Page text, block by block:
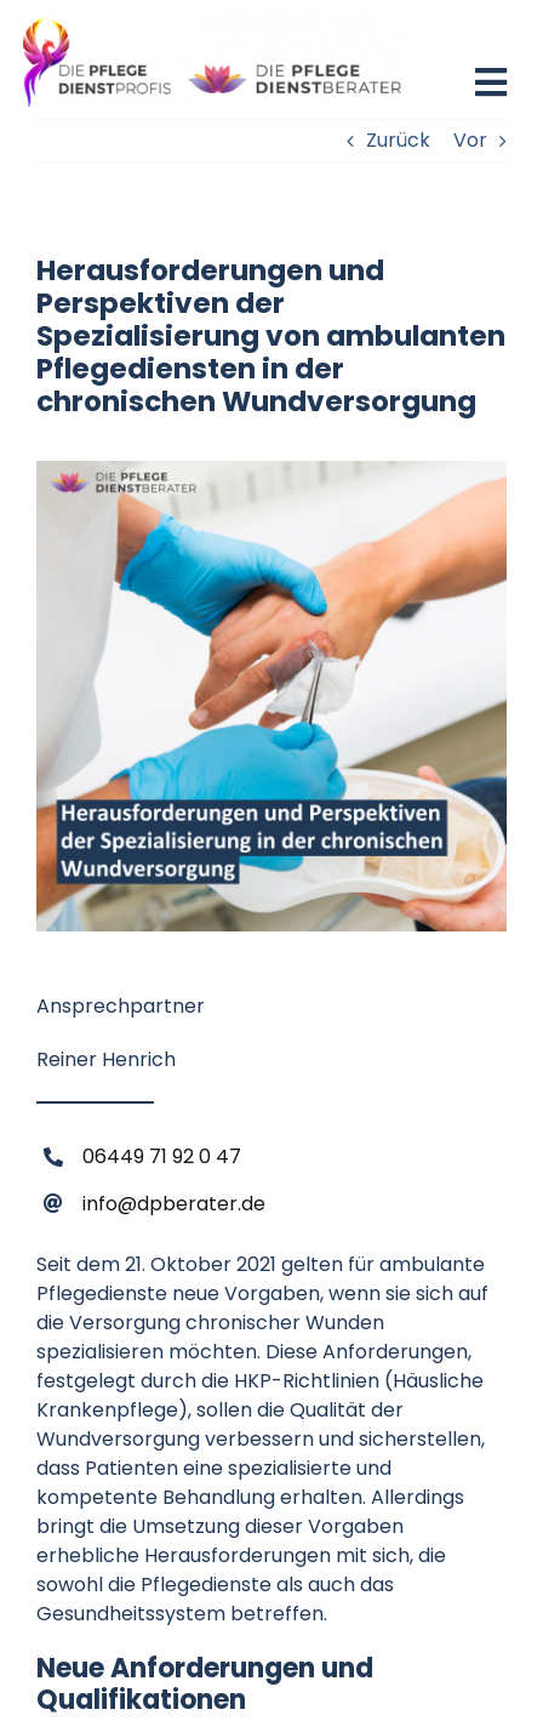
Zum
Inhalt
springen
Existenzgründung
Beratung
Datenschutz
Kontakt
Zurück Vor
Herausforderungen und
Perspektiven der
Spezialisierung von ambulanten
Pflegediensten in der
chronischen Wundversorgung
Ansprechpartner
Reiner Henrich
06449 71 92 0 47
info@dpberater.de
Seit dem 21. Oktober 2021 gelten für ambulante
Pflegedienste neue Vorgaben, wenn sie sich auf
die Versorgung chronischer Wunden
spezialisieren möchten. Diese Anforderungen,
festgelegt durch die HKP-Richtlinien (Häusliche
Krankenpflege), sollen die Qualität der
Wundversorgung verbessern und sicherstellen,
dass Patienten eine spezialisierte und
kompetente Behandlung erhalten. Allerdings
bringt die Umsetzung dieser Vorgaben
erhebliche Herausforderungen mit sich, die
sowohl die Pflegedienste als auch das
Gesundheitssystem betreffen.
Neue Anforderungen und
Qualifikationen